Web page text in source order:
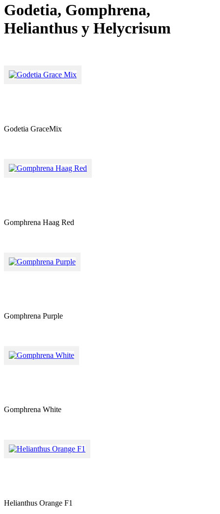
Godetia, Gomphrena,
Helianthus y Helycrisum
Godetia GraceMix
Gomphrena Haag Red
Gomphrena Purple
Gomphrena White
Helianthus Orange F1